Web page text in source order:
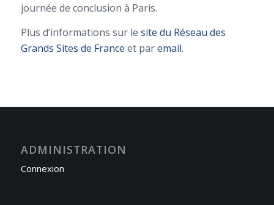
journée de conclusion à Paris.
Plus d’informations sur le site du Réseau des
Grands Sites de France et paremail.
ADMINISTRATION
Connexion